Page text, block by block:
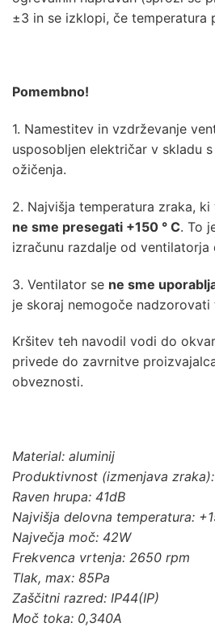
±3 in se izklopi, če temperatura
Pomembno!
1. Namestitev in vzdrževanje
usposobljen električar v skladu
ožičenja.
2. Najvišja temperatura zraka,
ne sme presegati +150 ° C. To
izračunu razdalje od
3. Ventilator se ne sme
je skoraj nemogoče nadzorovati
Kršitev teh navodil vodi do
privede do zavrnitve
obveznosti.
Material: aluminij
Produktivnost (izmenjava
Raven hrupa: 41dB
Najvišja delovna temperatura:
Največja moč: 42W
Frekvenca vrtenja: 2650 rpm
Tlak, max: 85Pa
Zaščitni razred: IP44(IP)
Moč toka: 0,340A